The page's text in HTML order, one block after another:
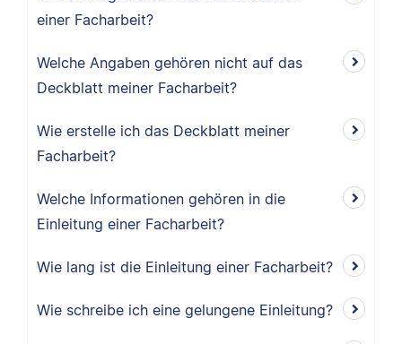
einer Facharbeit?
Welche Angaben gehören nicht auf das
Deckblatt meiner Facharbeit?
Wie erstelle ich das Deckblatt meiner
Facharbeit?
Welche Informationen gehören in die
Einleitung einer Facharbeit?
Wie lang ist die Einleitung einer Facharbeit?
Wie schreibe ich eine gelungene Einleitung?